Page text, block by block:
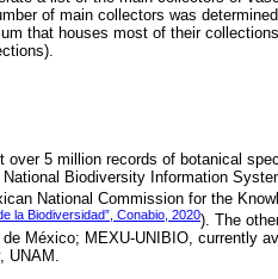
of main collectors was
that houses most of their
5 million records of botanical
Biodiversity Information
National Commission for the
la Biodiversidad”, Conabio, 2020). The
México; MEXU-UNIBIO, currently
UNAM.